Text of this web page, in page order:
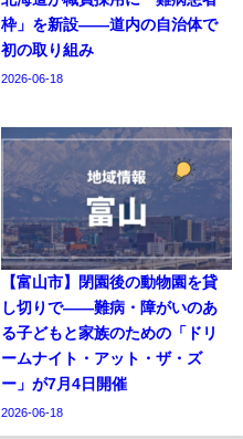
枠」を新設——道内の自治体で
初の取り組み
2026-06-18
【富山市】閉園後の動物園を貸
し切りで——難病・障がいのあ
る子どもと家族のための「ドリ
ームナイト・アット・ザ・ズ
ー」が7月4日開催
2026-06-18